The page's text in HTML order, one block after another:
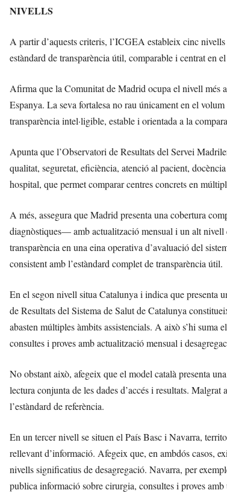
NIVELLS
A partir d’aquests criteris, l’ICGEA estableix cinc
estàndard de transparència útil, comparable i centrat en
Afirma que la Comunitat de Madrid ocupa el nivell més
Espanya. La seva fortalesa no rau únicament en el
transparència intel·ligible, estable i orientada a la
Apunta que l’Observatori de Resultats del Servei
qualitat, seguretat, eficiència, atenció al pacient,
hospital, que permet comparar centres concrets en
A més, assegura que Madrid presenta una cobertura
diagnòstiques— amb actualització mensual i un alt
transparència en una eina operativa d’avaluació del
consistent amb l’estàndard complet de transparència útil.
En el segon nivell situa Catalunya i indica que presenta
de Resultats del Sistema de Salut de Catalunya
abasten múltiples àmbits assistencials. A això s’hi
consultes i proves amb actualització mensual i
No obstant això, afegeix que el model català presenta
lectura conjunta de les dades d’accés i resultats.
l’estàndard de referència.
En un tercer nivell se situen el País Basc i Navarra,
rellevant d’informació. Afegeix que, en ambdós casos,
nivells significatius de desagregació. Navarra, per
publica informació sobre cirurgia, consultes i proves